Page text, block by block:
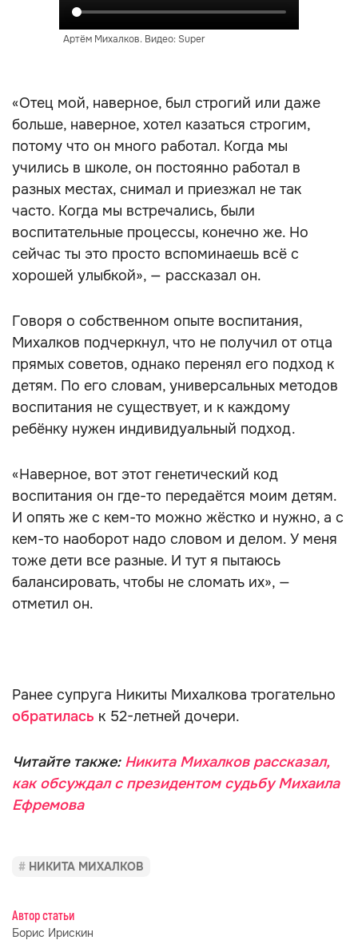
Артём Михалков. Видео: Super
«Отец мой, наверное, был строгий или даже
больше, наверное, хотел казаться строгим,
потому что он много работал. Когда мы
учились в школе, он постоянно работал в
разных местах, снимал и приезжал не так
часто. Когда мы встречались, были
воспитательные процессы, конечно же. Но
сейчас ты это просто вспоминаешь всё с
хорошей улыбкой», — рассказал он.
Говоря о собственном опыте воспитания,
Михалков подчеркнул, что не получил от отца
прямых советов, однако перенял его подход к
детям. По его словам, универсальных методов
воспитания не существует, и к каждому
ребёнку нужен индивидуальный подход.
«Наверное, вот этот генетический код
воспитания он где-то передаётся моим детям.
И опять же с кем-то можно жёстко и нужно, а с
кем-то наоборот надо словом и делом. У меня
тоже дети все разные. И тут я пытаюсь
балансировать, чтобы не сломать их», —
отметил он.
Ранее супруга Никиты Михалкова трогательно
обратилась к 52-летней дочери.
Читайте также: Никита Михалков рассказал,
как обсуждал с президентом судьбу Михаила
Ефремова
НИКИТА МИХАЛКОВ
Автор статьи
Борис Ирискин